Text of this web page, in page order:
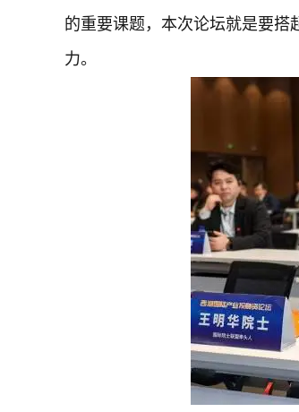
的重要课题，本次论坛就是要搭
力。